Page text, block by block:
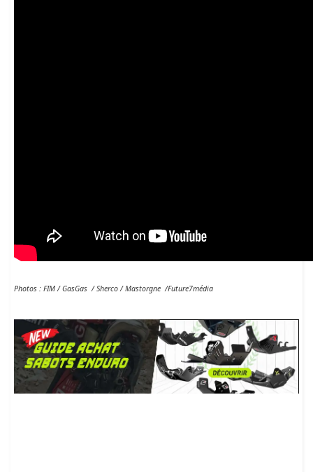
Photos : FIM / GasGas / Sherco / Mastorgne /Future7média